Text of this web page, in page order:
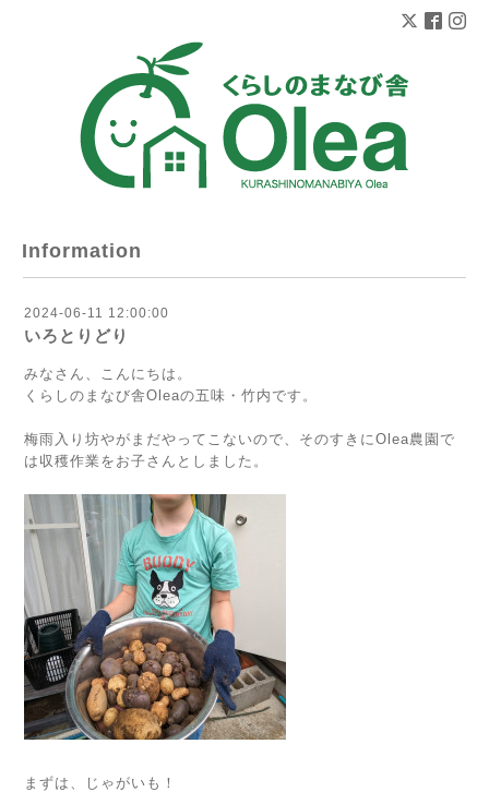
Information
2024-06-11 12:00:00
いろとりどり
みなさん、こんにちは。
くらしのまなび舎Oleaの五味・竹内です。
梅雨入り坊やがまだやってこないので、そのすきにOlea農園で
は収穫作業をお子さんとしました。
まずは、じゃがいも！